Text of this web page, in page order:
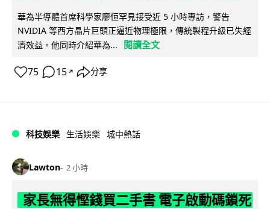
華為半導體首席科學家廖恒罕見接受近 5 小時專訪，警告
NVIDIA 等西方晶片巨頭正逼近物理極限，傳統製程升級已失經
濟效益。他同時介紹華為...
閱讀全文
75 15 ↗ 分享
科技娛樂 生活娛樂 城中熱話
Lawton 2 小時
家長無得慳錢買二手書 電子啟動碼鎖死